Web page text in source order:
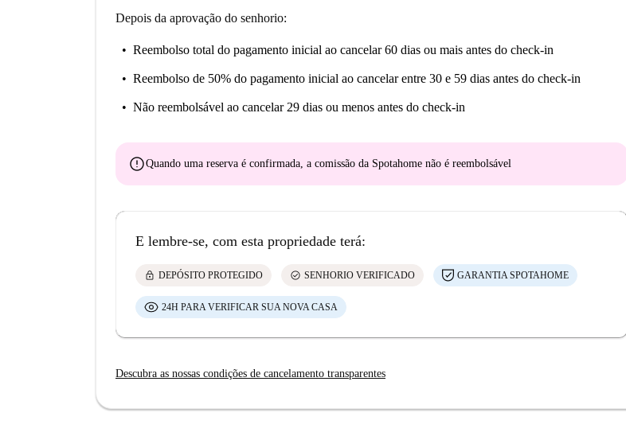
Depois da aprovação do senhorio:
Reembolso total do pagamento inicial ao cancelar 60 dias ou mais antes do check-in
Reembolso de 50% do pagamento inicial ao cancelar entre 30 e 59 dias antes do check-in
Não reembolsável ao cancelar 29 dias ou menos antes do check-in
errorQuando uma reserva é confirmada, a comissão da Spotahome não é reembolsável
E lembre-se, com esta propriedade terá:
lock DEPÓSITO PROTEGIDO check_circle SENHORIO VERIFICADO GARANTIA SPOTAHOME
24H PARA VERIFICAR SUA NOVA CASA
Descubra as nossas condições de cancelamento transparentes